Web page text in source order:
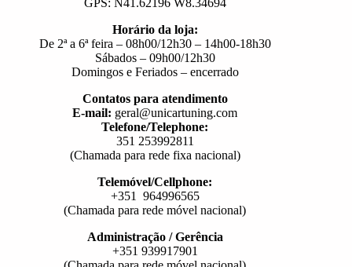
Horário da loja:
De 2ª a 6ª feira – 08h00/12h30 – 14h00-18h30
Sábados – 09h00/12h30
Domingos e Feriados – encerrado
Contatos para atendimento
E-mail: geral@unicartuning.com
Telefone/Telephone:
351 253992811
(Chamada para rede fixa nacional)
Telemóvel/Cellphone:
+351 964996565
(Chamada para rede móvel nacional)
Administração / Gerência
+351 939917901